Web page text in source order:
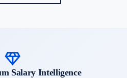
diamond
Salary Intelligence